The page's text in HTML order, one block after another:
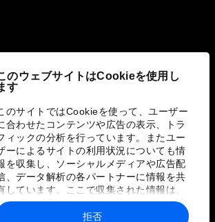
のウェブサイトはCookieを使用し
す
のサイトではCookieを使って、ユーザー
合わせたコンテンツや広告の表示、トラ
ィックの分析を行っています。またユー
ーによるサイトの利用状況についても情
を収集し、ソーシャルメディアや広告配
、データ解析の各パートナーに情報を共
しています。ここで収集された情報は、
ユーザーが各パートナーに提供した他の情
や各パートナーのサービスを使用した際
拒否